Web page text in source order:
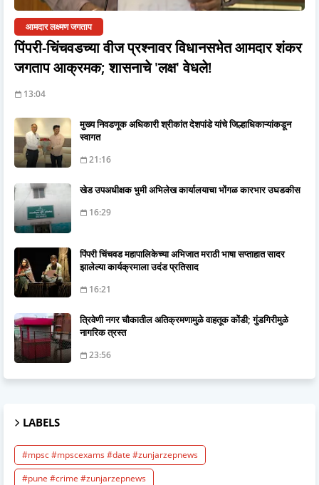
आमदार लक्ष्मण जगताप
पिंपरी-चिंचवडच्या वीज प्रश्नावर विधानसभेत आमदार शंकर
जगताप आक्रमक; शासनाचे 'लक्ष' वेधले!
13:04
मुख्य निवडणूक अधिकारी श्रीकांत देशपांडे यांचे जिल्हाधिकाऱ्यांकडून
स्वागत
21:16
खेड उपअधीक्षक भुमी अभिलेख कार्यालयाचा भोंगळ कारभार उघडकीस
16:29
पिंपरी चिंचवड महापालिकेच्या अभिजात मराठी भाषा सप्ताहात सादर
झालेल्या कार्यक्रमाला उदंड प्रतिसाद
16:21
त्रिवेणी नगर चौकातील अतिक्रमणामुळे वाहतूक कोंडी; गुंडगिरीमुळे
नागरिक त्रस्त
23:56
LABELS
#mpsc #mpscexams #date #zunjarzepnews
#pune #crime #zunjarzepnews